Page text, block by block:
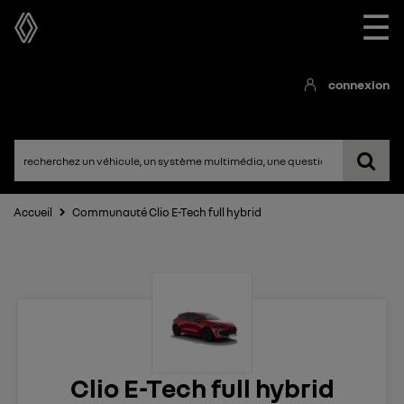
☰
connexion
Accueil Communauté Clio E-Tech full hybrid
Clio E-Tech full hybrid